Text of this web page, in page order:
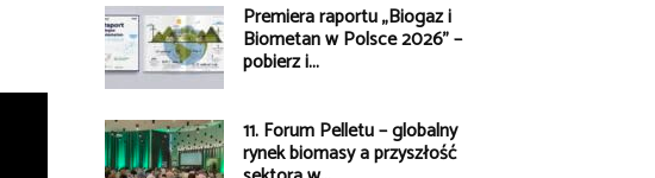
Premiera raportu „Biogaz i
Biometan w Polsce 2026” –
pobierz i...
11. Forum Pelletu – globalny
rynek biomasy a przyszłość